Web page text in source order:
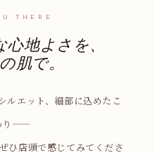
THERE
地よさを、
肌で。
ルエット、細部に込めたこ
り——
店頭で感じてみてくださ